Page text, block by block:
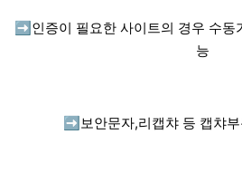
➡️ 인증이 필요한 사이트의 경우 수
능
➡️ 보안문자,리캡챠 등 캡챠